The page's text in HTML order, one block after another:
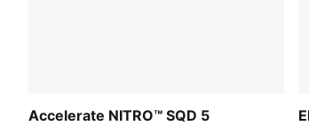
Accelerate NITRO™ SQD 5